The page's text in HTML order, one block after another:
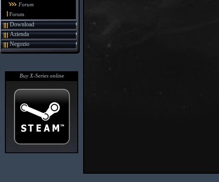
Forum
Forum
Download
Azienda
Negozio
Buy X-Series online